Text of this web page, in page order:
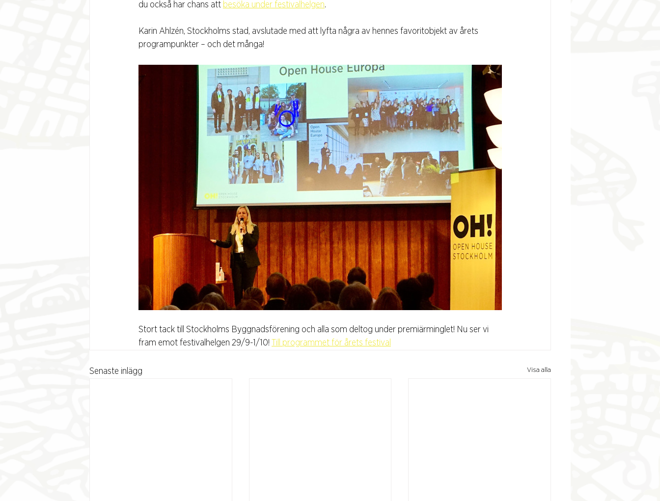
du också har chans att besöka under festivalhelgen.
Karin Ahlzén, Stockholms stad, avslutade med att lyfta några av hennes favoritobjekt av årets
programpunkter – och det många!
Stort tack till Stockholms Byggnadsförening och alla som deltog under premiärminglet! Nu ser vi
fram emot festivalhelgen 29/9-1/10!
Till programmet för årets festival
Senaste inlägg Visa alla